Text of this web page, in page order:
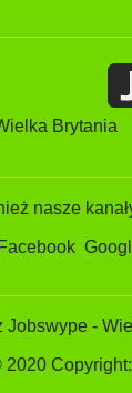
Brytania
nasze
Facebook
-
2020